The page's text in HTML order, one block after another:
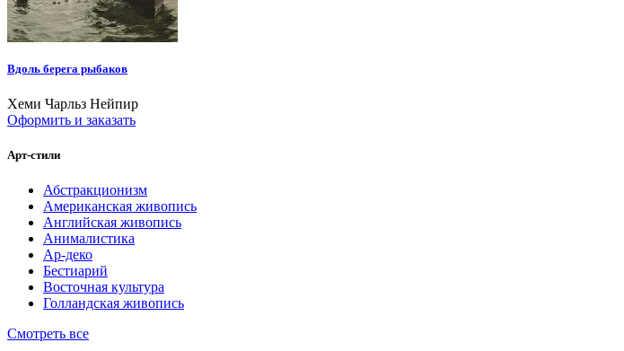
Вдоль берега рыбаков
Хеми Чарльз Нейпир
Оформить и заказать
Арт-стили
Абстракционизм
Американская живопись
Английская живопись
Анималистика
Ар-деко
Бестиарий
Восточная культура
Голландская живопись
Смотреть все